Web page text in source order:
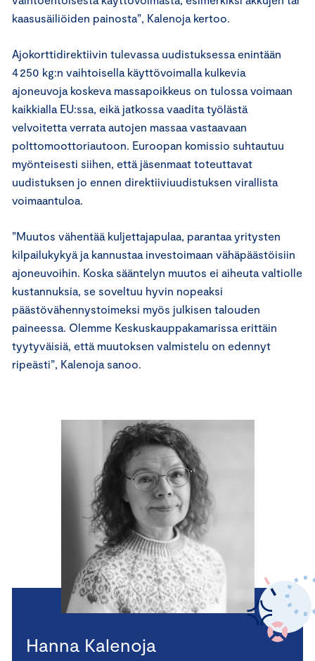
kaasusäiliöiden painosta”, Kalenoja kertoo.
Ajokorttidirektiivin tulevassa uudistuksessa enintään
4 250 kg:n vaihtoisella käyttövoimalla kulkevia
ajoneuvoja koskeva massapoikkeus on tulossa voimaan
kaikkialla EU:ssa, eikä jatkossa vaadita työlästä
velvoitetta verrata autojen massaa vastaavaan
polttomoottoriautoon. Euroopan komissio suhtautuu
myönteisesti siihen, että jäsenmaat toteuttavat
uudistuksen jo ennen direktiiviuudistuksen virallista
voimaantuloa.
”Muutos vähentää kuljettajapulaa, parantaa yritysten
kilpailukykyä ja kannustaa investoimaan vähäpäästöisiin
ajoneuvoihin. Koska sääntelyn muutos ei aiheuta valtiolle
kustannuksia, se soveltuu hyvin nopeaksi
päästövähennystoimeksi myös julkisen talouden
paineessa. Olemme Keskuskauppakamarissa erittäin
tyytyväisiä, että muutoksen valmistelu on edennyt
ripeästi”, Kalenoja sanoo.
Hanna Kalenoja